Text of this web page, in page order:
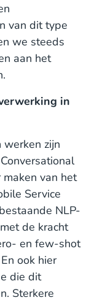
van dit type
we steeds
aan het
in
zijn
van het
Service
NLP-
de kracht
en few-shot
ook hier
die dit
Sterkere